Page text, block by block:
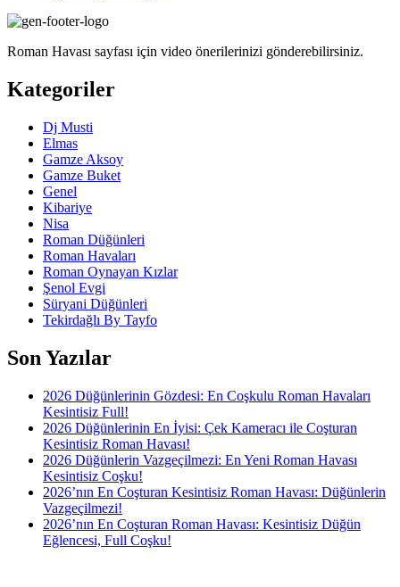
Roman Havası sayfası için video önerilerinizi gönderebilirsiniz.
Kategoriler
Dj Musti
Elmas
Gamze Aksoy
Gamze Buket
Genel
Kibariye
Nisa
Roman Düğünleri
Roman Havaları
Roman Oynayan Kızlar
Şenol Evgi
Süryani Düğünleri
Tekirdağlı By Tayfo
Son Yazılar
2026 Düğünlerinin Gözdesi: En Coşkulu Roman Havaları
Kesintisiz Full!
2026 Düğünlerinin En İyisi: Çek Kameracı ile Coşturan
Kesintisiz Roman Havası!
2026 Düğünlerin Vazgeçilmezi: En Yeni Roman Havası
Kesintisiz Coşku!
2026’nın En Coşturan Kesintisiz Roman Havası: Düğünlerin
Vazgeçilmezi!
2026’nın En Coşturan Roman Havası: Kesintisiz Düğün
Eğlencesi, Full Coşku!